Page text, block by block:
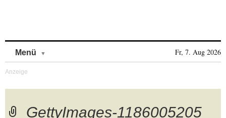
Menü Fr, 7. Aug 2026
GettyImages-1186005205